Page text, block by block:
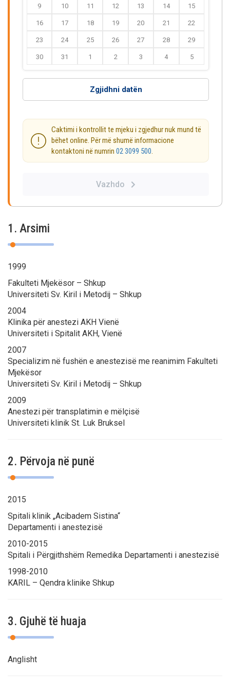
9 10 11 12 13 14 15
16 17 18 19 20 21 22
23 24 25 26 27 28 29
30 31 1 2 3 4 5
Zgjidhni datën
Caktimi i kontrollit te mjeku i zgjedhur nuk mund të
bëhet online. Për më shumë informacione
kontaktoni në numrin 02 3099 500.
Vazhdo
1. Arsimi
1999
Fakulteti Mjekësor – Shkup
Universiteti Sv. Kiril i Metodij – Shkup
2004
Klinika për anestezi АKH Vienë
Universiteti i Spitalit AKH, Vienë
2007
Specializim në fushën e anestezisë me reanimim Fakulteti
Mjekësor
Universiteti Sv. Kiril i Metodij – Shkup
2009
Anestezi për transplatimin e mëlçisë
Universiteti klinik St. Luk Bruksel
2. Përvoja në punë
2015
Spitali klinik „Acibadem Sistina“
Departamenti i anestezisë
2010-2015
Spitali i Përgjithshëm Remedika Departamenti i anestezisë
1998-2010
KARIL – Qendra klinike Shkup
3. Gjuhë të huaja
Anglisht